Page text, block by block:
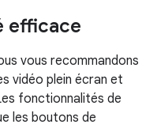
efficace
vous recommandons
vidéo plein écran et
fonctionnalités de
les boutons de